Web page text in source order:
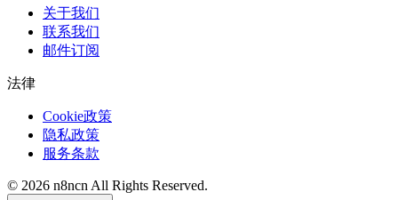
关于我们
联系我们
邮件订阅
法律
Cookie政策
隐私政策
服务条款
© 2026 n8ncn All Rights Reserved.